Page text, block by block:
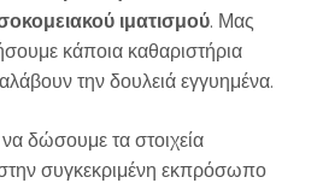
ιματισμού. Μας
κάποια καθαριστήρια
την δουλειά εγγυημένα.
δώσουμε τα στοιχεία
συγκεκριμένη εκπρόσωπο